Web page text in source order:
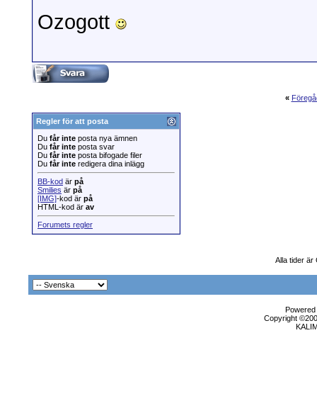
Ozogott
«
Regler för att posta
Du får inte posta nya ämnen
Du får inte posta svar
Du får inte posta bifogade filer
Du får inte redigera dina inlägg
BB-kod är på
Smilies är på
[IMG]-kod är på
HTML-kod är av
Forumets regler
Alla tider är
Copyright